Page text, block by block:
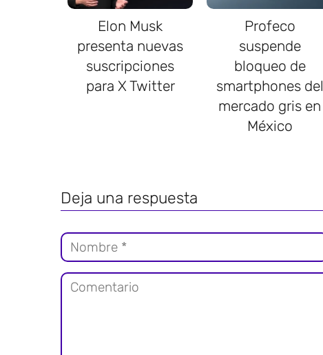
Elon Musk
presenta nuevas
suscripciones
para X Twitter
Profeco
suspende
bloqueo de
smartphones del
mercado gris en
México
Deja una respuesta